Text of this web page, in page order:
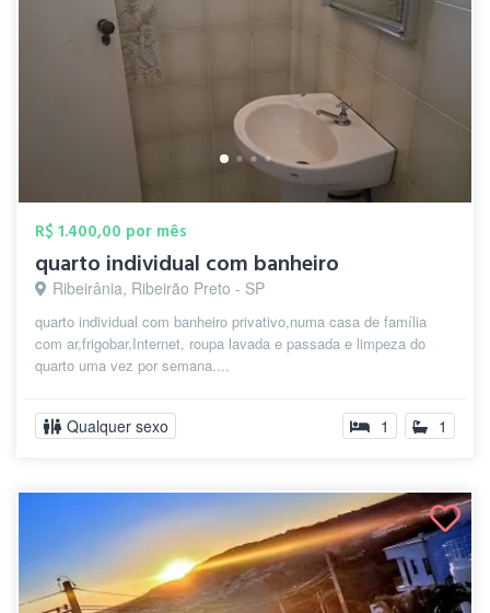
R$ 1.400,00 por mês
quarto individual com banheiro
Ribeirânia, Ribeirão Preto - SP
quarto individual com banheiro privativo,numa casa de família
com ar,frigobar,Internet, roupa lavada e passada e limpeza do
quarto uma vez por semana....
Qualquer sexo 1 1